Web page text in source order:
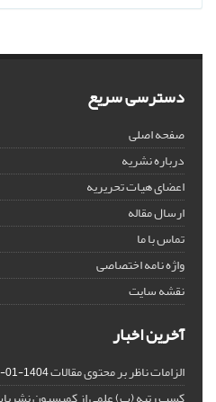
دسترسی سریع
صفحه اصلی
درباره نشریه
اعضای هیات تحریریه
ارسال مقاله
تماس با ما
واژه نامه اختصاصی
نقشه سایت
آخرین اخبار
الزامات ناظر بر محتوی مقالات1404-01-25